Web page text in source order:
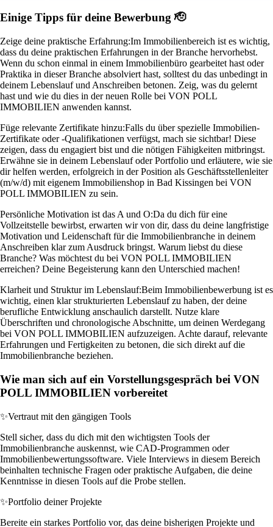
Einige Tipps für deine Bewerbung 🫡
Zeige deine praktische Erfahrung:Im Immobilienbereich ist es wichtig,
dass du deine praktischen Erfahrungen in der Branche hervorhebst.
Wenn du schon einmal in einem Immobilienbüro gearbeitet hast oder
Praktika in dieser Branche absolviert hast, solltest du das unbedingt in
deinem Lebenslauf und Anschreiben betonen. Zeig, was du gelernt
hast und wie du dies in der neuen Rolle bei VON POLL
IMMOBILIEN anwenden kannst.
Füge relevante Zertifikate hinzu:Falls du über spezielle Immobilien-
Zertifikate oder -Qualifikationen verfügst, mach sie sichtbar! Diese
zeigen, dass du engagiert bist und die nötigen Fähigkeiten mitbringst.
Erwähne sie in deinem Lebenslauf oder Portfolio und erläutere, wie sie
dir helfen werden, erfolgreich in der Position als Geschäftsstellenleiter
(m/w/d) mit eigenem Immobilienshop in Bad Kissingen bei VON
POLL IMMOBILIEN zu sein.
Persönliche Motivation ist das A und O:Da du dich für eine
Vollzeitstelle bewirbst, erwarten wir von dir, dass du deine langfristige
Motivation und Leidenschaft für die Immobilienbranche in deinem
Anschreiben klar zum Ausdruck bringst. Warum liebst du diese
Branche? Was möchtest du bei VON POLL IMMOBILIEN
erreichen? Deine Begeisterung kann den Unterschied machen!
Klarheit und Struktur im Lebenslauf:Beim Immobilienbewerbung ist es
wichtig, einen klar strukturierten Lebenslauf zu haben, der deine
berufliche Entwicklung anschaulich darstellt. Nutze klare
Überschriften und chronologische Abschnitte, um deinen Werdegang
bei VON POLL IMMOBILIEN aufzuzeigen. Achte darauf, relevante
Erfahrungen und Fertigkeiten zu betonen, die sich direkt auf die
Immobilienbranche beziehen.
Wie man sich auf ein Vorstellungsgespräch bei VON
POLL IMMOBILIEN vorbereitet
✨Vertraut mit den gängigen Tools
Stell sicher, dass du dich mit den wichtigsten Tools der
Immobilienbranche auskennst, wie CAD-Programmen oder
Immobilienbewertungssoftware. Viele Interviews in diesem Bereich
beinhalten technische Fragen oder praktische Aufgaben, die deine
Kenntnisse in diesen Tools auf die Probe stellen.
✨Portfolio deiner Projekte
Bereite ein starkes Portfolio vor, das deine bisherigen Projekte und